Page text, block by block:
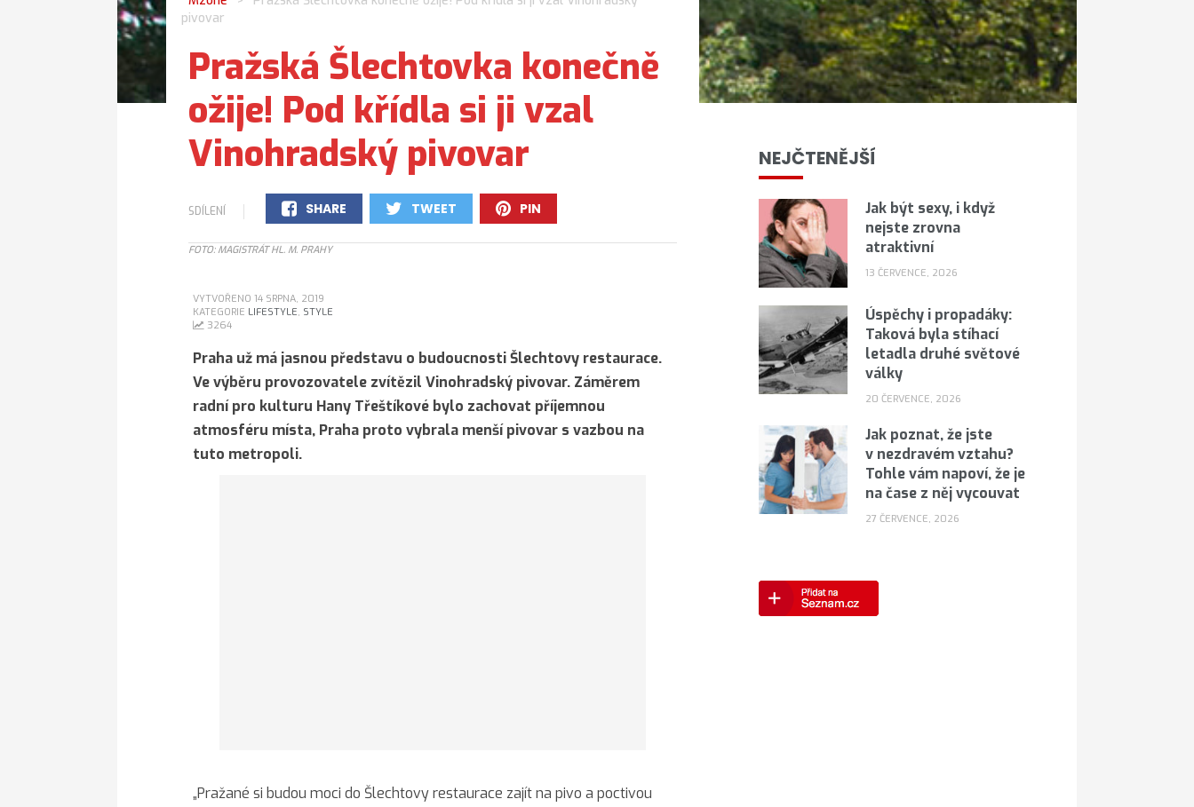
pivovar
Pražská Šlechtovka konečně
ožije! Pod křídla si ji vzal
Vinohradský pivovar
SDÍLENÍ
SHARE
0
TWEET
0
PIN
0
FOTO: MAGISTRÁT HL. M. PRAHY
VYTVOŘENO 14 SRPNA, 2019
KATEGORIE LIFESTYLE, STYLE
3264
Praha už má jasnou představu o budoucnosti Šlechtovy restaurace.
Ve výběru provozovatele zvítězil Vinohradský pivovar. Záměrem
radní pro kulturu Hany Třeštíkové bylo zachovat příjemnou
atmosféru místa, Praha proto vybrala menší pivovar s vazbou na
tuto metropoli.
„Pražané si budou moci do Šlechtovy restaurace zajít na pivo a poctivou
NEJČTENĚJŠÍ
Jak být sexy, i když
nejste zrovna
atraktivní
13 ČERVENCE, 2026
Úspěchy i propadáky:
Taková byla stíhací
letadla druhé světové
války
20 ČERVENCE, 2026
Jak poznat, že jste
v nezdravém vztahu?
Tohle vám napoví, že je
na čase z něj vycouvat
27 ČERVENCE, 2026